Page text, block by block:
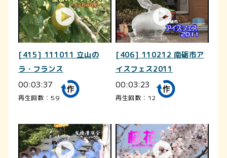
[415] 111011 立山の
ラ・フランス
00:03:37
再生回数：59
[406] 110212 南砺市ア
イスフェス2011
00:03:23
再生回数：12